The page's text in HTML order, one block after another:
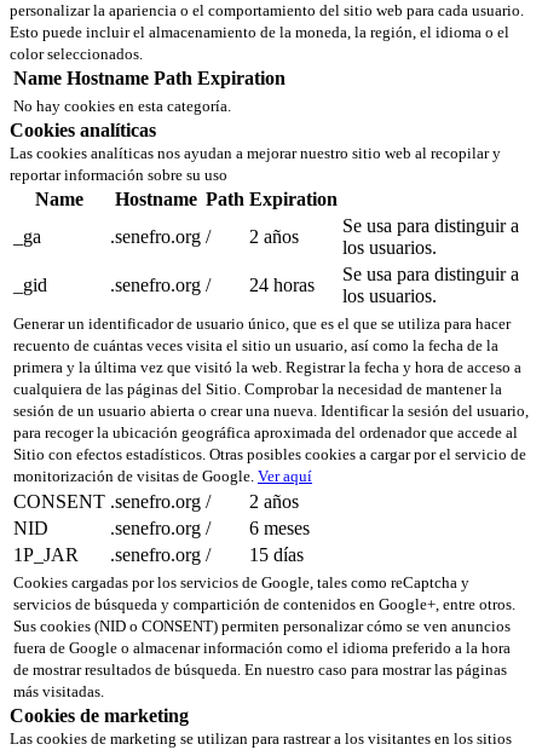
personalizar la apariencia o el comportamiento del sitio web para cada usuario.
Esto puede incluir el almacenamiento de la moneda, la región, el idioma o el
color seleccionados.
Name Hostname Path Expiration
No hay cookies en esta categoría.
Cookies analíticas
Las cookies analíticas nos ayudan a mejorar nuestro sitio web al recopilar y
reportar información sobre su uso
Name Hostname Path Expiration
_ga
.senefro.org / 2 años
Se usa para distinguir a
los usuarios.
_gid
.senefro.org / 24 horas
Se usa para distinguir a
los usuarios.
Generar un identificador de usuario único, que es el que se utiliza para hacer
recuento de cuántas veces visita el sitio un usuario, así como la fecha de la
primera y la última vez que visitó la web. Registrar la fecha y hora de acceso a
cualquiera de las páginas del Sitio. Comprobar la necesidad de mantener la
sesión de un usuario abierta o crear una nueva. Identificar la sesión del usuario,
para recoger la ubicación geográfica aproximada del ordenador que accede al
Sitio con efectos estadísticos. Otras posibles cookies a cargar por el servicio de
monitorización de visitas de Google. Ver aquí
CONSENT .senefro.org /
2 años
NID
.senefro.org /
6 meses
1P_JAR
.senefro.org / 15 días
Cookies cargadas por los servicios de Google, tales como reCaptcha y
servicios de búsqueda y compartición de contenidos en Google+, entre otros.
Sus cookies (NID o CONSENT) permiten personalizar cómo se ven anuncios
fuera de Google o almacenar información como el idioma preferido a la hora
de mostrar resultados de búsqueda. En nuestro caso para mostrar las páginas
más visitadas.
Cookies de marketing
Las cookies de marketing se utilizan para rastrear a los visitantes en los sitios